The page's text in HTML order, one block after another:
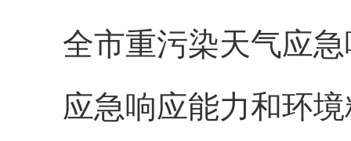
全市重污染天气应
应急响应能力和环